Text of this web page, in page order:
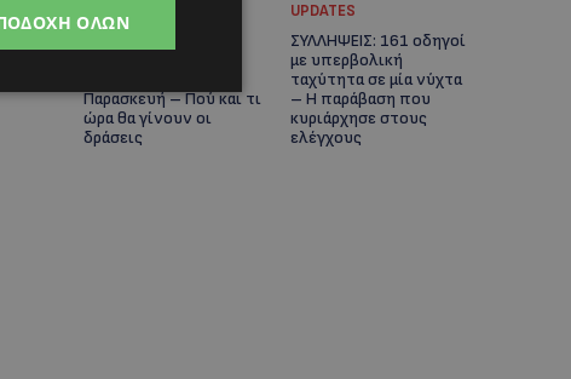
Παρασκευή – Πού και τι
ώρα θα γίνουν οι
δράσεις
UPDATES
ΣΥΛΛΗΨΕΙΣ: 161 οδηγοί
με υπερβολική
ταχύτητα σε μία νύχτα
– Η παράβαση που
κυριάρχησε στους
ελέγχους
ΌΛΩΝ